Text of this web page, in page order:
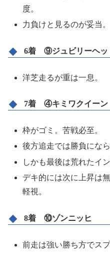
度。
力負けと見るのが妥当。
6着 ⑨ジュビリーヘッ
洋芝走るが重は一息。
7着 ④キミワクイーン
枠がゴミ。苦戦必至。
後方追走では勝負になら
しかも最後は荒れたイ
デキ的には次に上昇は
軽視。
8着 ⑩ゾンニッヒ
前走は強い勝ち方でス